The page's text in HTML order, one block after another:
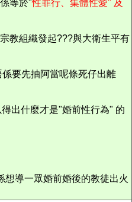
等於"性罪行、集體性愛" 及
教組織發起???與大衛生平有
要先抽阿當呢條死仔出離
出什麼才是"婚前性行為" 的
想導一眾婚前婚後的教徒出火